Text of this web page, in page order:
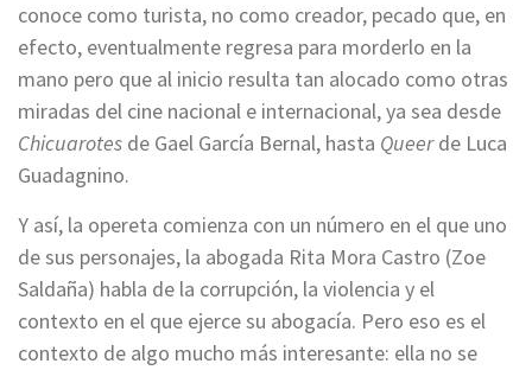
conoce como turista, no como creador, pecado que, en
efecto, eventualmente regresa para morderlo en la
mano pero que al inicio resulta tan alocado como otras
miradas del cine nacional e internacional, ya sea desde
Chicuarotes de Gael García Bernal, hasta Queerde Luca
Guadagnino.
Y así, la opereta comienza con un número en el que uno
de sus personajes, la abogada Rita Mora Castro (Zoe
Saldaña) habla de la corrupción, la violencia y el
contexto en el que ejerce su abogacía. Pero eso es el
contexto de algo mucho más interesante: ella no se